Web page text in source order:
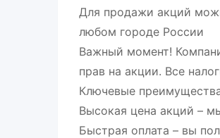
Для продажи акций
любом городе России
Важный момент!
прав на акции. Все
Ключевые
Высокая цена акций –
Быстрая оплата – вы